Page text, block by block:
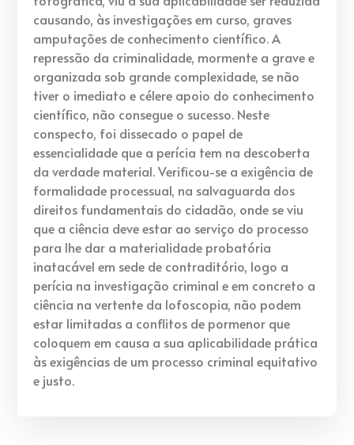
causando, às investigações em curso, graves
amputações de conhecimento científico. A
repressão da criminalidade, mormente a grave e
organizada sob grande complexidade, se não
tiver o imediato e célere apoio do conhecimento
científico, não consegue o sucesso. Neste
conspecto, foi dissecado o papel de
essencialidade que a perícia tem na descoberta
da verdade material. Verificou-se a exigência de
formalidade processual, na salvaguarda dos
direitos fundamentais do cidadão, onde se viu
que a ciência deve estar ao serviço do processo
para lhe dar a materialidade probatória
inatacável em sede de contraditório, logo a
perícia na investigação criminal e em concreto a
ciência na vertente da lofoscopia, não podem
estar limitadas a conflitos de pormenor que
coloquem em causa a sua aplicabilidade prática
às exigências de um processo criminal equitativo
e justo.